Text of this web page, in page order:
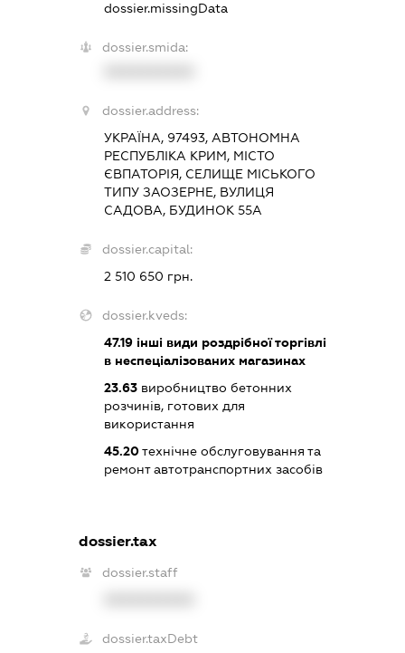
dossier.missingData
dossier.smida:
dossier.address:
УКРАЇНА, 97493, АВТОНОМНА
РЕСПУБЛІКА КРИМ, МІСТО
ЄВПАТОРІЯ, СЕЛИЩЕ МІСЬКОГО
ТИПУ ЗАОЗЕРНЕ, ВУЛИЦЯ
САДОВА, БУДИНОК 55А
dossier.capital:
2 510 650 грн.
dossier.kveds:
47.19інші види роздрібної торгівлі
в неспеціалізованих магазинах
23.63виробництво бетонних
розчинів, готових для
використання
45.20технічне обслуговування та
ремонт автотранспортних засобів
dossier.tax
dossier.staff
dossier.taxDebt